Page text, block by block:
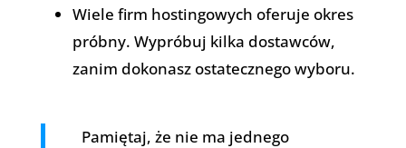
Wiele firm hostingowych oferuje okres
próbny. Wypróbuj kilka dostawców,
zanim dokonasz ostatecznego wyboru.
Pamiętaj, że nie ma jednego